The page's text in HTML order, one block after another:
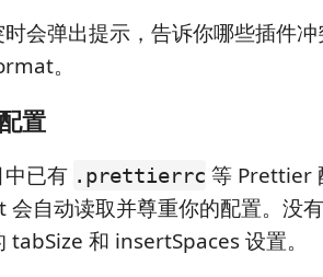
会弹出提示，告诉你哪些插件
。
置
已有 .prettierrc 等 Prettier
自动读取并尊重你的配置。没
tabSize 和 insertSpaces 设置。